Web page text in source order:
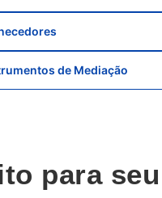
de Mediação
para seu